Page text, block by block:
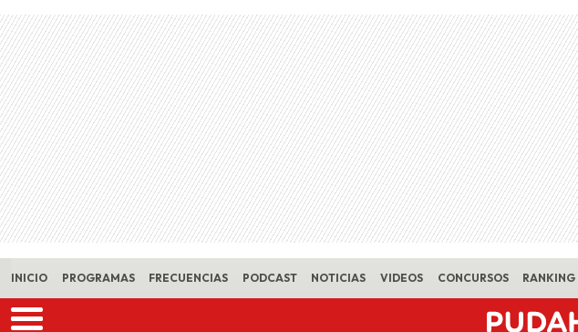
Skip to main content
INICIO PROGRAMAS FRECUENCIAS PODCAST NOTICIAS VIDEOS CONCURSOS RANKING